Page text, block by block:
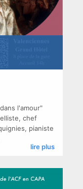
l'amour"
chef
pianiste
lire plus